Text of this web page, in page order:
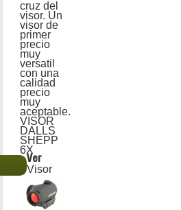
cruz del
visor. Un
visor de
primer
precio
muy
versatil
con una
calidad
precio
muy
aceptable.
VISOR
DALLS
SHEPP
6X
Ver
Visor